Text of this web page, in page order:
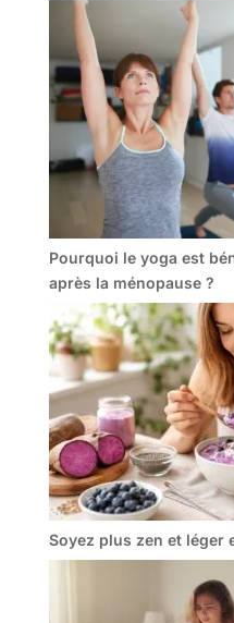
Pourquoi le yoga est
après la ménopause ?
Soyez plus zen et léger